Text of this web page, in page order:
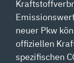
neuer Pkw
offiziellen
spezifischen